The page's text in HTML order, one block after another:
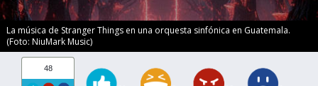
La música de Stranger Things en una orquesta sinfónica en Guatemala.
(Foto: NiuMark Music)
48